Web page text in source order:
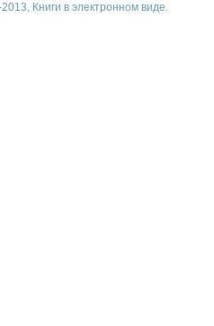
Книги в электронном виде.